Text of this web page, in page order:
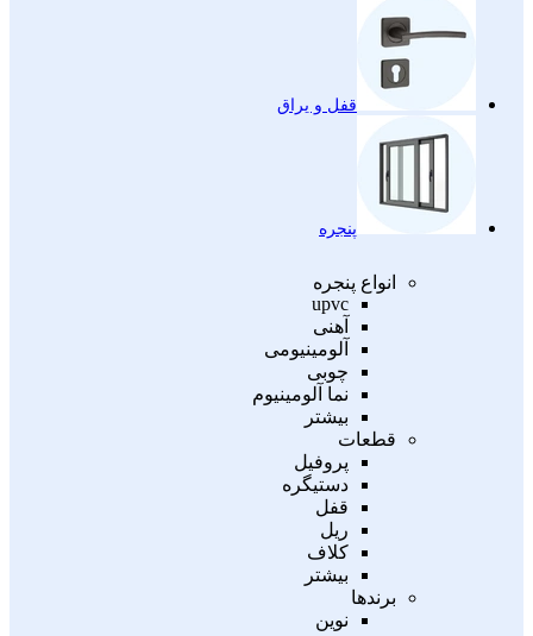
قفل و یراق
پنجره
انواع پنجره
upvc
آهنی
آلومینیومی
چوبی
نما آلومینیوم
بیشتر
قطعات
پروفیل
دستیگره
قفل
ریل
کلاف
بیشتر
برندها
نوین